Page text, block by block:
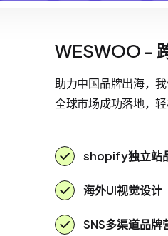
WESWOO -
助力中国品牌出海，
全球市场成功落地，轻
shopify独立站
海外UI视觉设计
SNS多渠道品牌